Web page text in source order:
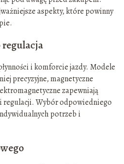
aspekty, które powinny
i komforcie jazdy. Modele
precyzyjne, magnetyczne
zapewniają
regulacji. Wybór odpowiedniego
potrzeb i